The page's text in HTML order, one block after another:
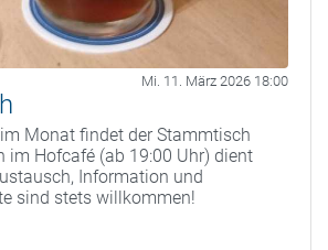
Mi. 11. März 2026 18:00
Monat findet der Stammtisch
im Hofcafé (ab 19:00 Uhr) dient
Information und
sind stets willkommen!